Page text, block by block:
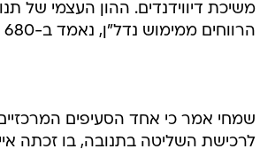
משיכת דיווידנדים. ההון העצמי של
הרווחים ממימוש נדל"ן, נאמד ב-680 מיליון דולר.
שמחי אמר כי אחד הסעיפים
לרכישת השליטה בתנובה, בו זכתה